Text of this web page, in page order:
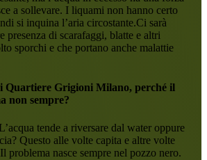
a sollevare. I liquami non hanno certo
si inquina l’aria circostante.Ci sarà
presenza di scarafaggi, blatte e altri
sporchi e che portano anche malattie
Quartiere Grigioni Milano, perché il
non sempre?
tende a riversare dal water oppure
Questo alle volte capita e altre volte
problema nasce sempre nel pozzo nero.